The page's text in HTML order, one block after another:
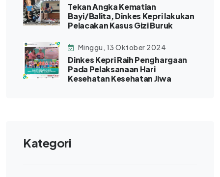
Tekan Angka Kematian
Bayi/Balita, Dinkes Kepri lakukan
Pelacakan Kasus Gizi Buruk
Minggu, 13 Oktober 2024
Dinkes Kepri Raih Penghargaan
Pada Pelaksanaan Hari
Kesehatan Kesehatan Jiwa
Kategori